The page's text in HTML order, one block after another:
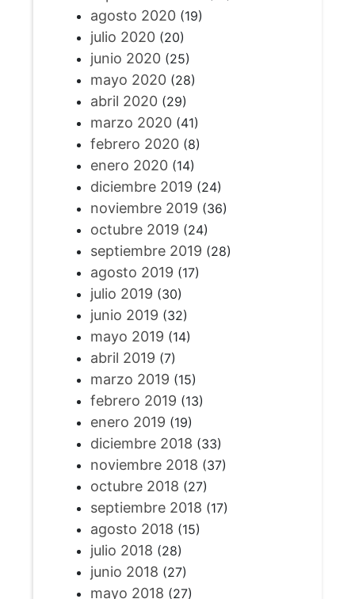
agosto 2020(19)
julio 2020(20)
junio 2020(25)
mayo 2020(28)
abril 2020(29)
marzo 2020(41)
febrero 2020(8)
enero 2020(14)
diciembre 2019 (24)
noviembre 2019 (36)
octubre 2019 (24)
septiembre 2019 (28)
agosto 2019 (17)
julio 2019 (30)
junio 2019 (32)
mayo 2019 (14)
abril 2019 (7)
marzo 2019 (15)
febrero 2019 (13)
enero 2019 (19)
diciembre 2018 (33)
noviembre 2018 (37)
octubre 2018 (27)
septiembre 2018 (17)
agosto 2018 (15)
julio 2018 (28)
junio 2018 (27)
mayo 2018 (27)